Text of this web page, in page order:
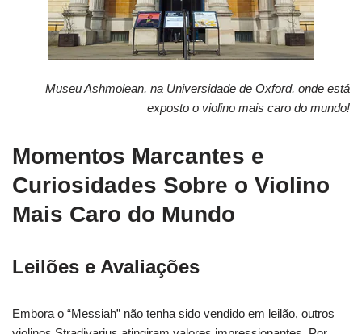
Museu Ashmolean, na Universidade de Oxford, onde está
exposto o violino mais caro do mundo!
Momentos Marcantes e
Curiosidades Sobre o Violino
Mais Caro do Mundo
Leilões e Avaliações
Embora o “Messiah” não tenha sido vendido em leilão, outros